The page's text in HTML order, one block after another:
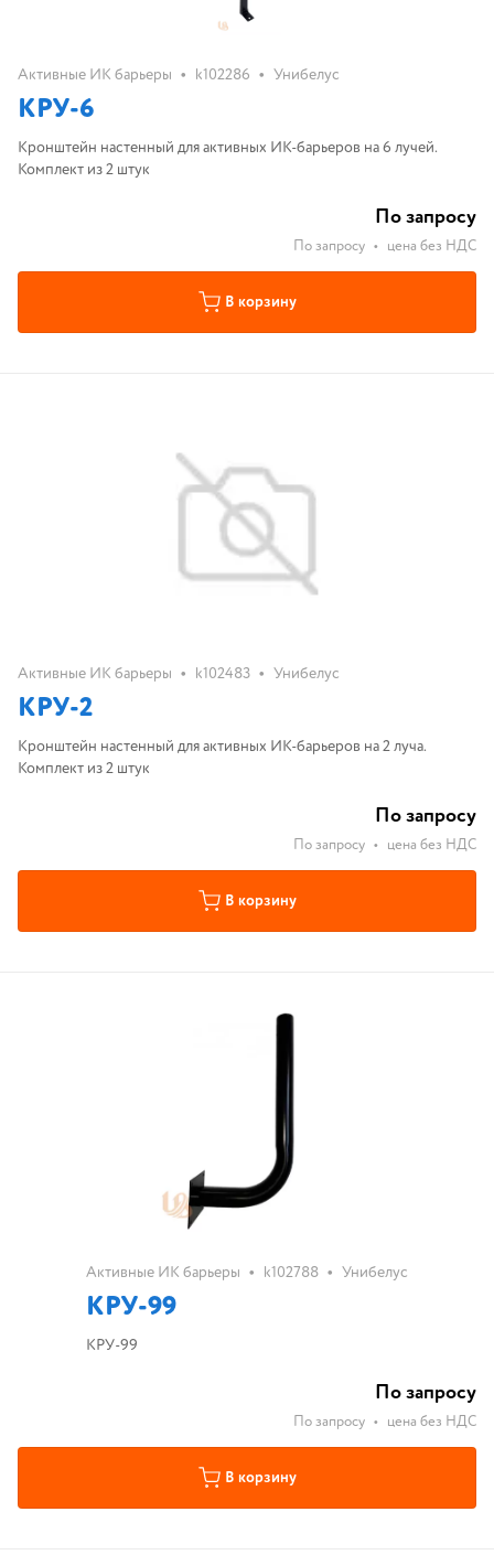
Активные ИК барьеры • k102286 • Унибелус
КРУ-6
Кронштейн настенный для активных ИК-барьеров на 6 лучей.
Комплект из 2 штук
По запросу
По запросу • цена без НДС
В корзину
Активные ИК барьеры • k102483 • Унибелус
КРУ-2
Кронштейн настенный для активных ИК-барьеров на 2 луча.
Комплект из 2 штук
По запросу
По запросу • цена без НДС
В корзину
Активные ИК барьеры • k102788 • Унибелус
КРУ-99
КРУ-99
По запросу
По запросу • цена без НДС
В корзину